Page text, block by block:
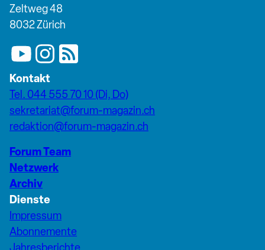
Zeltweg 48
8032 Zürich
Kontakt
Tel. 044 555 70 10 (Di, Do)
sekretariat@forum-magazin.ch
redaktion@forum-magazin.ch
Forum Team
Netzwerk
Archiv
Dienste
Impressum
Abonnemente